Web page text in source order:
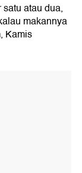
atau dua,
makannya
Kamis